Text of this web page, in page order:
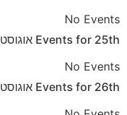
No Events
Events for 25th
אוגוסט
No Events
Events for 26th
אוגוסט